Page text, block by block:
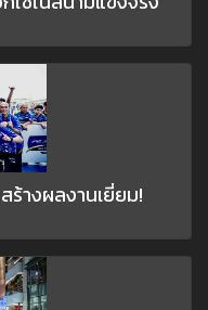
ร้างผลงานเยี่ยม!